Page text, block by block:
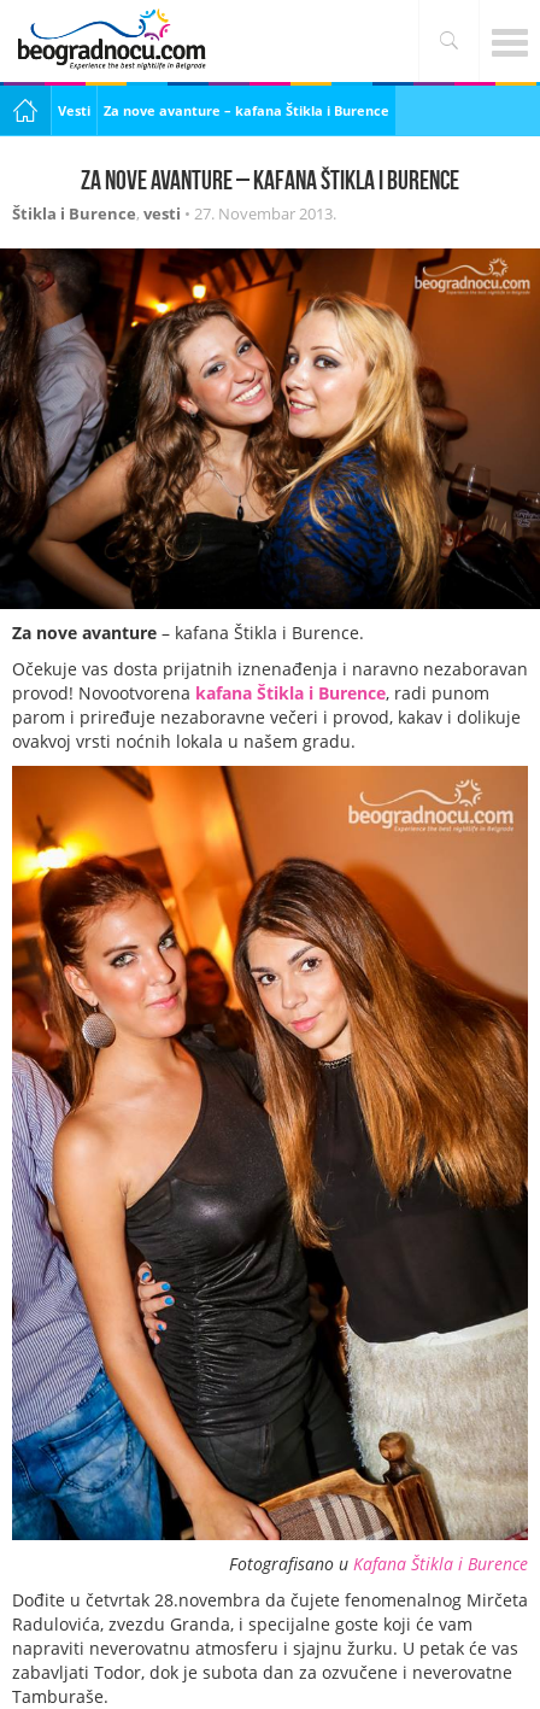
Vesti Za nove avanture – kafana Štikla i Burence
Za nove avanture – kafana Štikla i Burence
Štikla i Burence, vesti • 27. Novembar 2013.
Za nove avanture – kafana Štikla i Burence.
Očekuje vas dosta prijatnih iznenađenja i naravno nezaboravan
provod! Novootvorena kafana Štikla i Burence, radi punom
parom i priređuje nezaboravne večeri i provod, kakav i dolikuje
ovakvoj vrsti noćnih lokala u našem gradu.
Fotografisano u Kafana Štikla i Burence
Dođite u četvrtak 28.novembra da čujete fenomenalnog Mirčeta
Radulovića, zvezdu Granda, i specijalne goste koji će vam
napraviti neverovatnu atmosferu i sjajnu žurku. U petak će vas
zabavljati Todor, dok je subota dan za ozvučene i neverovatne
Tamburaše.